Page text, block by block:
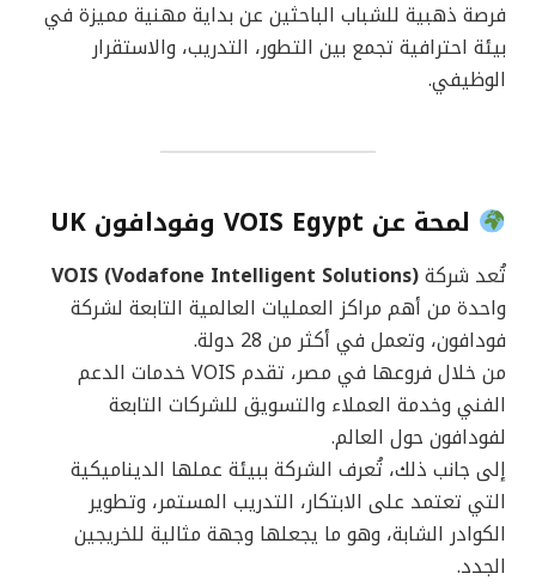
فرصة ذهبية للشباب الباحثين عن بداية مهنية مميزة في
بيئة احترافية تجمع بين التطور، التدريب، والاستقرار
الوظيفي.
لمحة عن VOIS Egypt وفودافون UK
تُعد شركةVOIS (Vodafone Intelligent Solutions)
واحدة من أهم مراكز العمليات العالمية التابعة لشركة
فودافون، وتعمل في أكثر من 28 دولة.
من خلال فروعها في مصر، تقدم VOIS خدمات الدعم
الفني وخدمة العملاء والتسويق للشركات التابعة
لفودافون حول العالم.
إلى جانب ذلك، تُعرف الشركة ببيئة عملها الديناميكية
التي تعتمد على الابتكار، التدريب المستمر، وتطوير
الكوادر الشابة، وهو ما يجعلها وجهة مثالية للخريجين
الجدد.